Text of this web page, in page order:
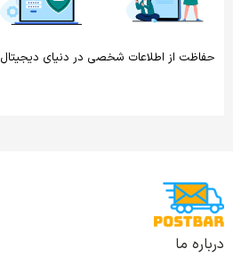
حفاظت از اطلاعات شخصی در دنیای دیجیتال
درباره ما